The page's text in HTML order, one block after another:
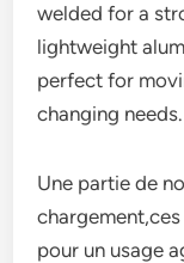
welded for a
lightweight
perfect for
changing needs.
Une partie de
pour un usage